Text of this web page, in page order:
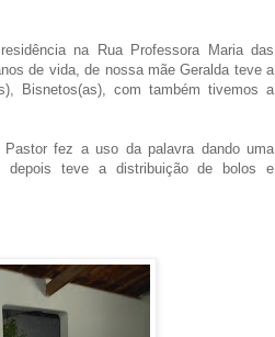
na Rua Professora Maria das
de vida, de nossa mãe Geralda teve a
Bisnetos(as), com também tivemos a
fez a uso da palavra dando uma
depois teve a distribuição de bolos e